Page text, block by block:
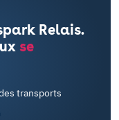
Relais.
se
transports